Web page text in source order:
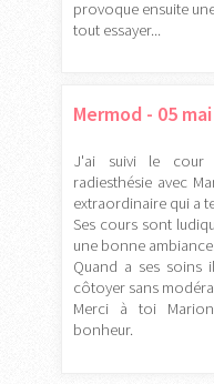
provoque ensuite
tout essayer...
Mermod - 05
J'ai suivi le cour
radiesthésie avec
extraordinaire qui a
Ses cours sont
une bonne ambiance.
Quand a ses soins
côtoyer sans
Merci à toi
bonheur.